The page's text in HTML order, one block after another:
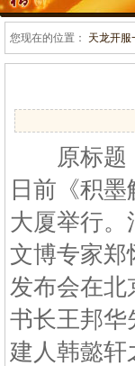
您现在的位置： 天龙开服
原标题：
日前《积
大厦举行。
文博专家
发布会在北
书长王邦华
建人韩懿轩